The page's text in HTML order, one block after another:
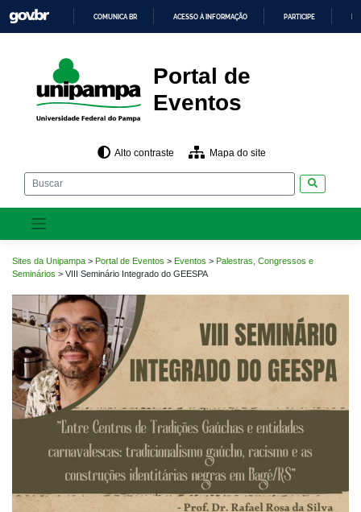
para
o
CONTEÚDO
COMUNICA BR ACESSO À INFORMAÇÃO PARTICIPE
Portal de
Eventos
Alto contraste Mapa do site
Sites da Unipampa > Portal de Eventos > Eventos > Palestras, Congressos e
Seminários > VIII Seminário Integrado do GEESPA